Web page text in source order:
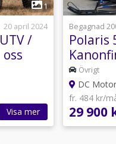
1
20 april 2024
/
Visa mer
Begagnad
Polaris
Övrigt
DC Motor
fr. 484 kr/
29 900